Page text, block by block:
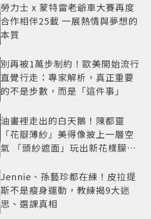
勞力士 x 蒙特雷老爺車大賽再度
合作相伴25載 一展熱情與夢想的
本質
別再被1萬步制約！歐美開始流行
直覺行走：專家解析，真正重要
的不是步數，而是「這件事」
油畫裡走出的白天鵝！陳都靈
「花瓣薄紗」美得像披上一層空
氣 「頭紗遮面」玩出新花樣朦朧
Jennie、孫藝珍都在練！皮拉提
斯不是瘦身運動，教練揭9大迷
思、選課真相